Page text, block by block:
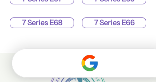
7 Series E68 7 Series E66